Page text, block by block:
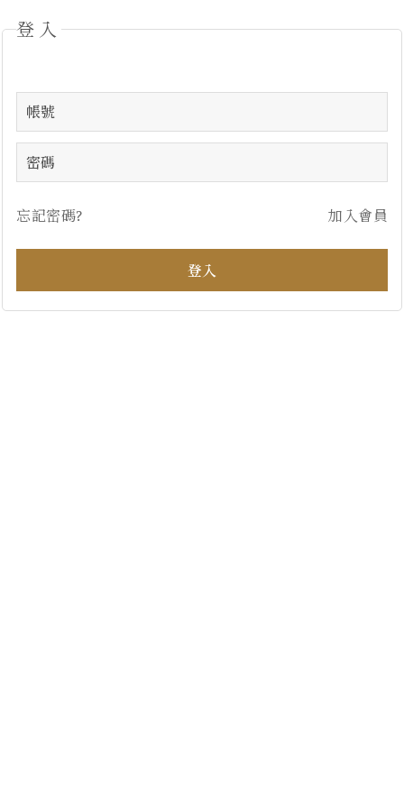
登入
忘記密碼? 加入會員